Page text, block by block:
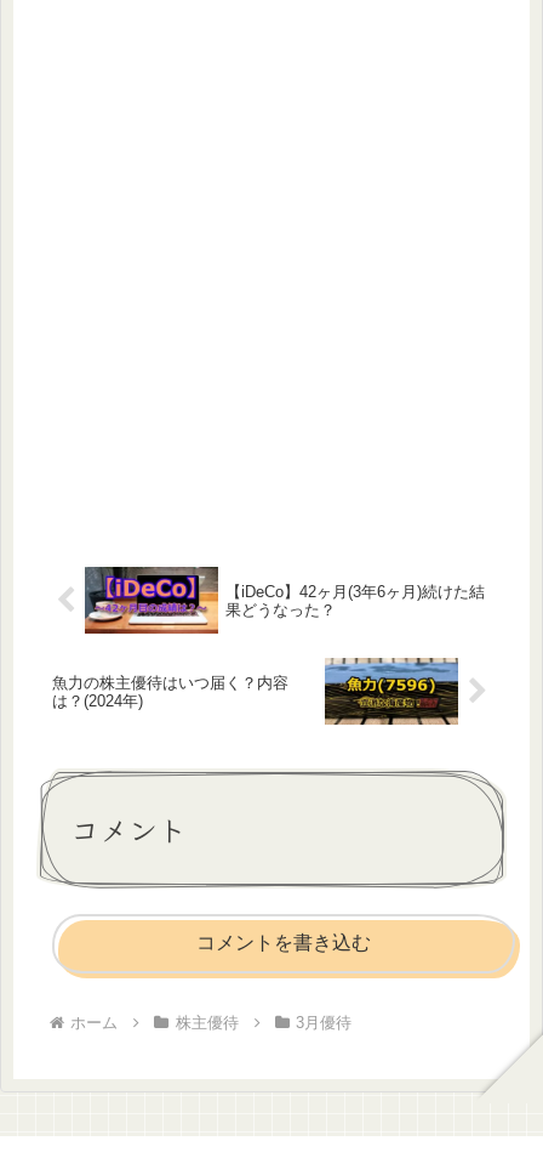
【iDeCo】42ヶ月(3年6ヶ月)続けた結
果どうなった？
魚力の株主優待はいつ届く？内容
は？(2024年)
コメント
コメントを書き込む
ホーム 株主優待 3月優待